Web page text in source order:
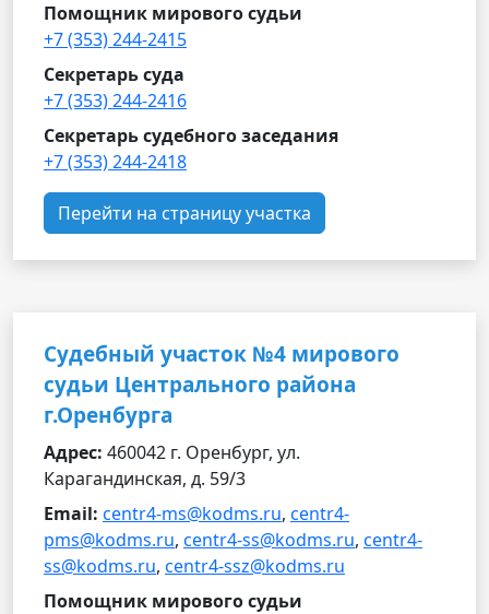
Помощник мирового судьи
+7 (353) 244-2415
Секретарь суда
+7 (353) 244-2416
Секретарь судебного заседания
+7 (353) 244-2418
Перейти на страницу участка
Судебный участок №4 мирового
судьи Центрального района
г.Оренбурга
Адрес: 460042 г. Оренбург, ул.
Карагандинская, д. 59/3
Email: centr4-ms@kodms.ru, centr4-
pms@kodms.ru, centr4-ss@kodms.ru, centr4-
ss@kodms.ru, centr4-ssz@kodms.ru
Помощник мирового судьи